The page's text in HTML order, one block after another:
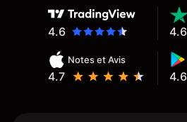
4.6
Notes et Avis
4.7 4.6
4.6